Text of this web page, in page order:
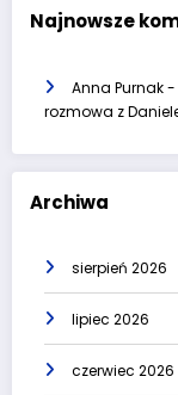
Najnowsze
Anna Purnak-
rozmowa z
Archiwa
sierpień 2026
lipiec 2026
czerwiec 2026